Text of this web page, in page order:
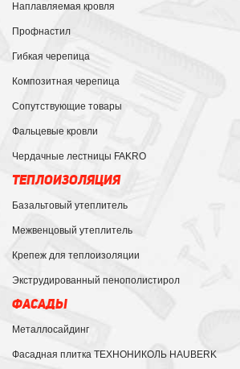
Наплавляемая кровля
Профнастил
Гибкая черепица
Композитная черепица
Сопутствующие товары
Фальцевые кровли
Чердачные лестницы FAKRO
ТЕПЛОИЗОЛЯЦИЯ
Базальтовый утеплитель
Межвенцовый утеплитель
Крепеж для теплоизоляции
Экструдированный пенополистирол
ФАСАДЫ
Металлосайдинг
Фасадная плитка ТЕХНОНИКОЛЬ HAUBERK